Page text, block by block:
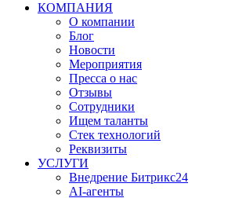
КОМПАНИЯ
О компании
Блог
Новости
Мероприятия
Пресса о нас
Отзывы
Сотрудники
Ищем таланты
Стек технологий
Реквизиты
УСЛУГИ
Внедрение Битрикс24
AI-агенты